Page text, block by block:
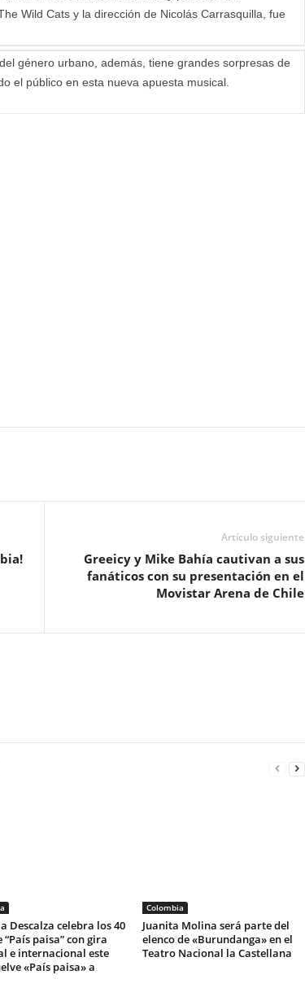
Wild Cats y la dirección de Nicolás Carrasquilla, fue
género urbano, además, tiene grandes sorpresas de
el público en esta nueva apuesta musical.
Artículo siguiente
Greeicy y Mike Bahía cautivan a sus
fanáticos con su presentación en el
Movistar Arena de Chile
Descalza celebra los 40
“País paisa” con gira
e internacional este
«País paisa» a
Colombia
Juanita Molina será parte del
elenco de «Burundanga» en el
Teatro Nacional la Castellana